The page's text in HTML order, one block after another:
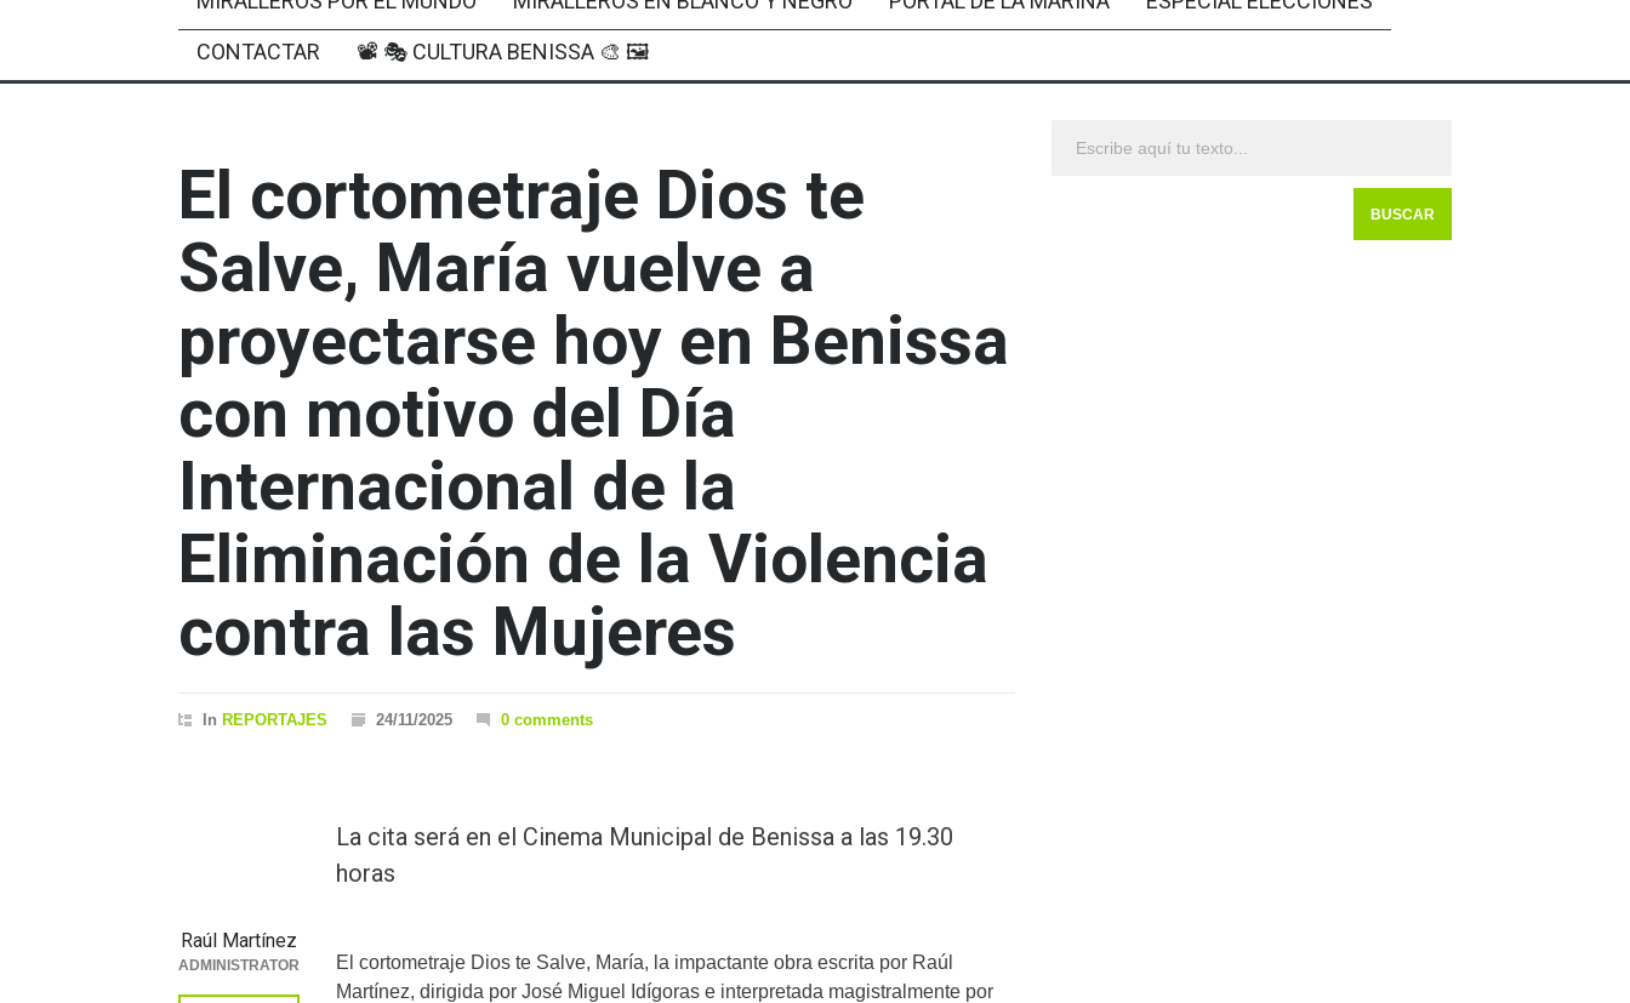
CONTACTAR
📽 🎭 CULTURA BENISSA 🎨 🖼
El cortometraje Dios te
Salve, María vuelve a
proyectarse hoy en Benissa
con motivo del Día
Internacional de la
Eliminación de la Violencia
contra las Mujeres
In REPORTAJES 24/11/2025 0 comments
La cita será en el Cinema Municipal de Benissa a las 19.30
horas
El cortometraje Dios te Salve, María, la impactante obra escrita por Raúl
Martínez, dirigida por José Miguel Idígoras e interpretada magistralmente por
Raúl Martínez
ADMINISTRATOR